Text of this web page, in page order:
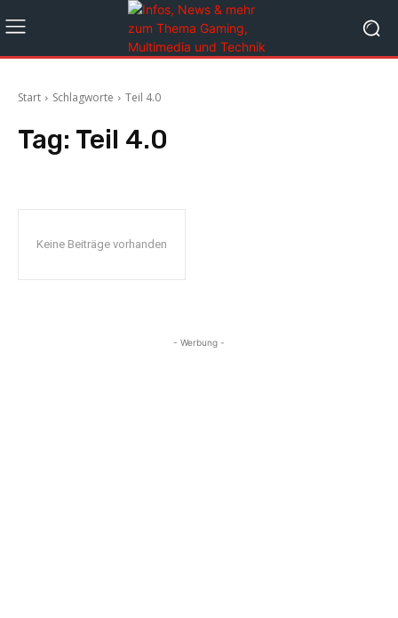
Start Schlagworte Teil 4.0
Tag: Teil 4.0
Keine Beiträge vorhanden
- Werbung -